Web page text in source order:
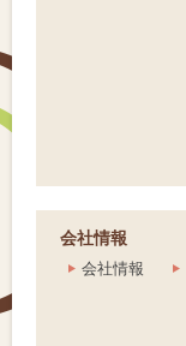
会社情報
会社情報